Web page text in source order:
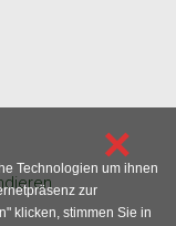
×
Technologien um ihnen
zur
klicken, stimmen Sie in